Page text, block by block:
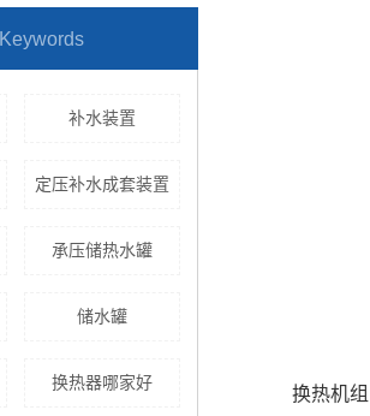
Keywords
补水装置
定压补水成套装置
承压储热水罐
储水罐
换热器哪家好
换热机